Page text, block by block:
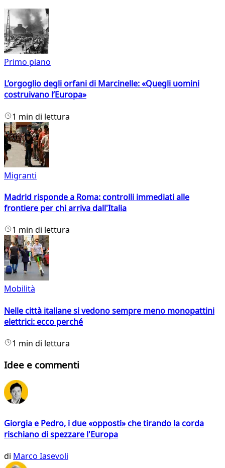
Primo piano
L’orgoglio degli orfani di Marcinelle: «Quegli uomini
costruivano l’Europa»
1 min di lettura
Migranti
Madrid risponde a Roma: controlli immediati alle
frontiere per chi arriva dall'Italia
1 min di lettura
Mobilità
Nelle città italiane si vedono sempre meno monopattini
elettrici: ecco perché
1 min di lettura
Idee e commenti
Giorgia e Pedro, i due «opposti» che tirando la corda
rischiano di spezzare l'Europa
di Marco Iasevoli